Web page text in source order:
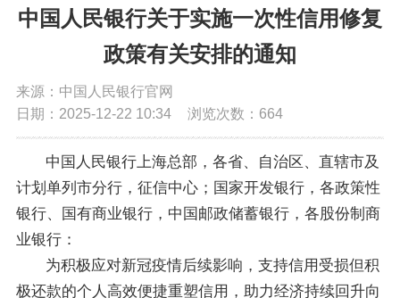
党务公开
政务公开
政务服务
互动交流
数据发布
中国人民银行关于实施一次性信用修复
政策有关安排的通知
来源：中国人民银行官网
日期：2025-12-22 10:34
浏览次数： 664
中国人民银行上海总部，各省、自治区、直辖市及
计划单列市分行，征信中心；国家开发银行，各政策性
银行、国有商业银行，中国邮政储蓄银行，各股份制商
业银行：
为积极应对新冠疫情后续影响，支持信用受损但积
极还款的个人高效便捷重塑信用，助力经济持续回升向